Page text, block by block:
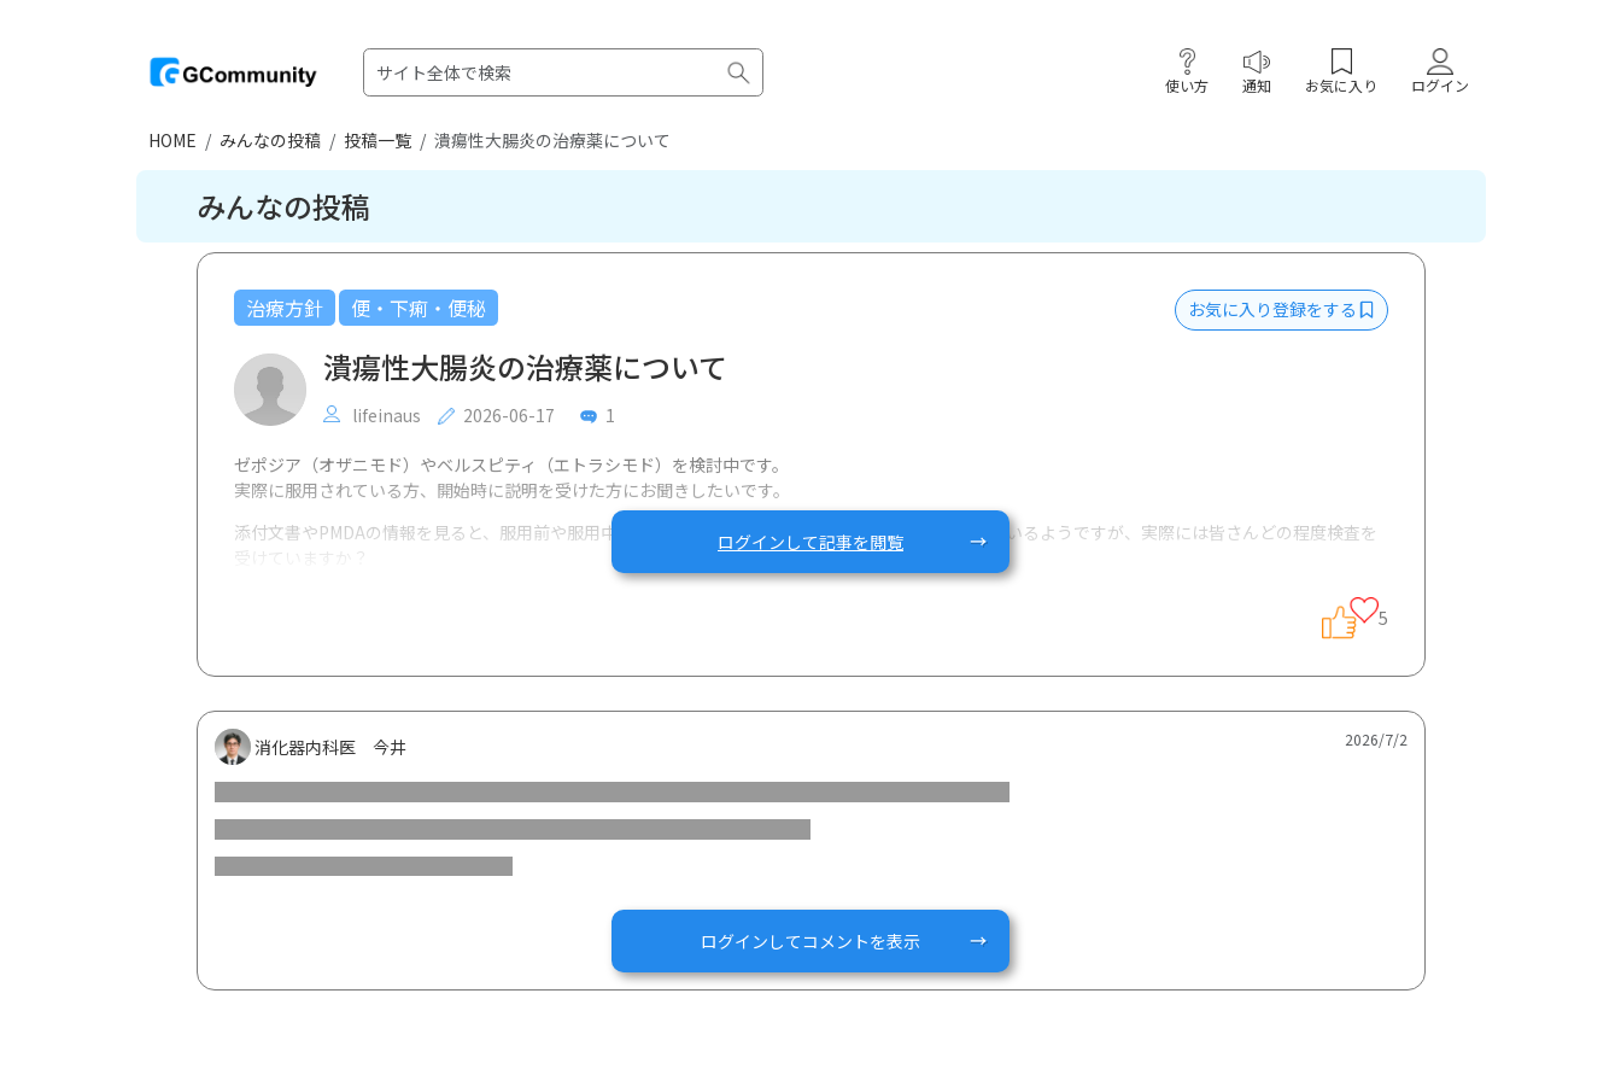
使い方 通知 お気に入り ログイン
HOME みんなの投稿 投稿一覧 潰瘍性大腸炎の治療薬について
みんなの投稿
治療方針 便・下痢・便秘 お気に入り登録をする
潰瘍性大腸炎の治療薬について
lifeinaus 2026-06-17 1
ゼポジア（オザニモド）やベルスピティ（エトラシモド）を検討中です。
実際に服用されている方、開始時に説明を受けた方にお聞きしたいです。
添付文書やPMDAの情報を見ると、服用前や服用中に心電図、眼科検査、肝機能検査などが推奨されているようですが、実際には皆さんどの程度検査を
受けていますか？
服用開始後も定期的に心電図や眼科検査をしていますか？
それとも症状が出た時だけでしょうか？
実際の主治医の説明はどんな感じでしたか？
最後に、患者さんや主治医の先生の印象として、ゼポジア／ベルスピティは「心電図・眼科検査などが必要で、始めるハードルが高い薬」というイ
特に、主治医の先生からどのような説明を受けたか（負担感があるのか、実際はそこまででもないのか）についても教えていただけると嬉しいで
現在、総合病院にするかクリニックにするか迷っており、実際の運用を知りたいです。
ログインして記事を閲覧
5
消化器内科医 今井 2026/7/2
ログインしてコメントを表示